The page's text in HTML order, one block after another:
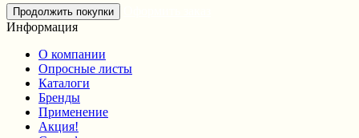
Продолжить покупки
Информация
О компании
Опросные листы
Каталоги
Бренды
Применение
Акция!